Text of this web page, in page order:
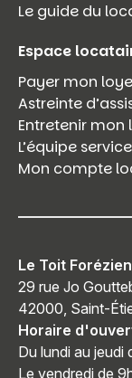
Le guide du
Espace
Payer mon
Astreinte
Entretenir
L’équipe
Mon compte
Le Toit Forézien
29 rue Jo
42000, Saint-
Horaire
Du lundi au jeudi
Le vendredi de